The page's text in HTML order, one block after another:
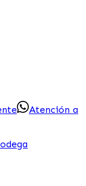
Atención a